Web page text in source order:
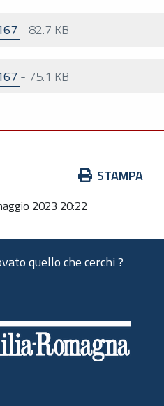
- 82.7 KB
- 75.1 KB
STAMPA
2023 20:22
quello che cerchi ?